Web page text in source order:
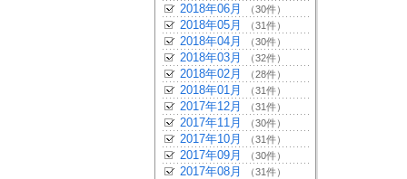
2018年06月 （30件）
2018年05月 （31件）
2018年04月 （30件）
2018年03月 （32件）
2018年02月 （28件）
2018年01月 （31件）
2017年12月 （31件）
2017年11月 （30件）
2017年10月 （31件）
2017年09月 （30件）
2017年08月 （31件）